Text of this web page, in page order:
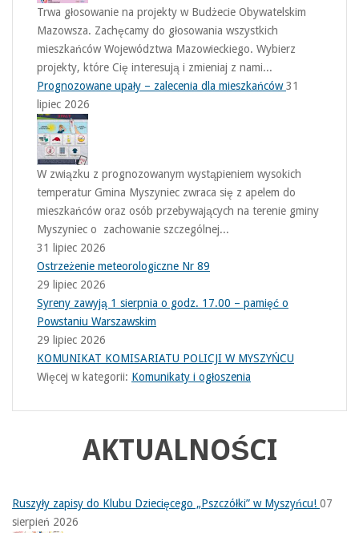
Trwa głosowanie na projekty w Budżecie Obywatelskim
Mazowsza. Zachęcamy do głosowania wszystkich
mieszkańców Województwa Mazowieckiego. Wybierz
projekty, które Cię interesują i zmieniaj z nami...
Prognozowane upały – zalecenia dla mieszkańców31
lipiec 2026
W związku z prognozowanym wystąpieniem wysokich
temperatur Gmina Myszyniec zwraca się z apelem do
mieszkańców oraz osób przebywających na terenie gminy
Myszyniec o zachowanie szczególnej...
31 lipiec 2026
Ostrzeżenie meteorologiczne Nr 89
29 lipiec 2026
Syreny zawyją 1 sierpnia o godz. 17.00 – pamięć o
Powstaniu Warszawskim
29 lipiec 2026
KOMUNIKAT KOMISARIATU POLICJI W MYSZYŃCU
Więcej w kategorii: Komunikaty i ogłoszenia
AKTUALNOŚCI
Ruszyły zapisy do Klubu Dziecięcego „Pszczółki” w Myszyńcu! 07
sierpień 2026